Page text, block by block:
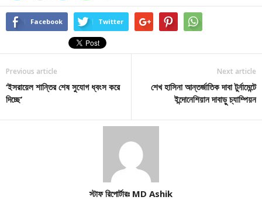
Facebook Twitter
Previous article
‘ইসরায়েল শান্তির শেষ সুযোগ ধ্বংস করে
দিচ্ছে’
Next article
শেখ হাসিনা আন্তর্জাতিক দাবা টুর্নামেন্টে
ইন্দোনেশিয়ান দাবাড়ু চ্যাম্পিয়ন
স্টাফ রিপোর্টারঃ MD Ashik